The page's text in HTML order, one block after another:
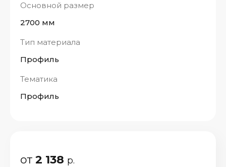
Основной размер
2700 мм
Тип материала
Профиль
Тематика
Профиль
от 2 138 р.